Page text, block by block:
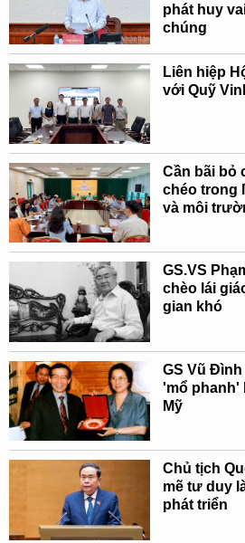
phát huy
chúng
Liên hiệp
với Quỹ
Cần bãi bỏ
chéo trong
và môi
GS.VS
chèo lái
gian khó
GS Vũ
'mổ phanh'
Mỹ
Chủ tịch
mẽ tư duy
phát triển